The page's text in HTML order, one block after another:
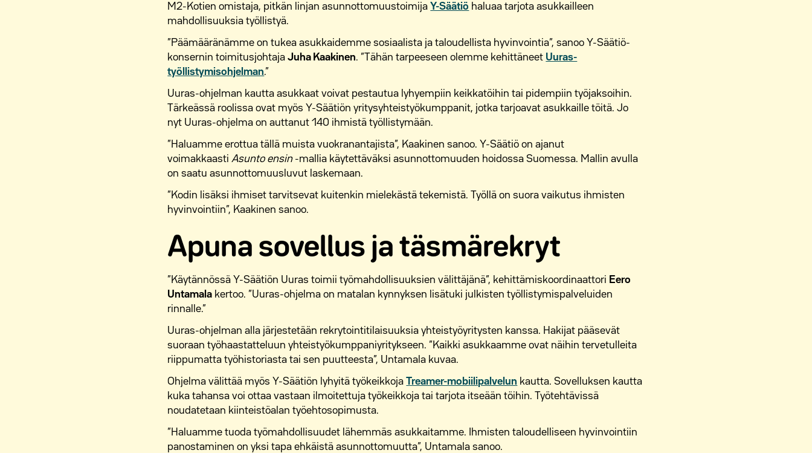
M2-Kotien omistaja, pitkän linjan asunnottomuustoimija Y-Säätiö haluaa tarjota asukkailleen
mahdollisuuksia työllistyä.
”Päämääränämme on tukea asukkaidemme sosiaalista ja taloudellista hyvinvointia”, sanoo Y-Säätiö-
konsernin toimitusjohtajaJuha Kaakinen. ”Tähän tarpeeseen olemme kehittäneet Uuras-
työllistymisohjelman.”
Uuras-ohjelman kautta asukkaat voivat pestautua lyhyempiin keikkatöihin tai pidempiin työjaksoihin.
Tärkeässä roolissa ovat myös Y-Säätiön yritysyhteistyökumppanit, jotka tarjoavat asukkaille töitä. Jo
nyt Uuras-ohjelma on auttanut 140 ihmistä työllistymään.
”Haluamme erottua tällä muista vuokranantajista”, Kaakinen sanoo. Y-Säätiö on ajanut
voimakkaasti Asunto ensin-mallia käytettäväksi asunnottomuuden hoidossa Suomessa. Mallin avulla
on saatu asunnottomuusluvut laskemaan.
”Kodin lisäksi ihmiset tarvitsevat kuitenkin mielekästä tekemistä. Työllä on suora vaikutus ihmisten
hyvinvointiin”, Kaakinen sanoo.
Apuna sovellus ja täsmärekryt
”Käytännössä Y-Säätiön Uuras toimii työmahdollisuuksien välittäjänä”, kehittämiskoordinaattori Eero
Untamala kertoo. ”Uuras-ohjelma on matalan kynnyksen lisätuki julkisten työllistymispalveluiden
rinnalle.”
Uuras-ohjelman alla järjestetään rekrytointitilaisuuksia yhteistyöyritysten kanssa. Hakijat pääsevät
suoraan työhaastatteluun yhteistyökumppaniyritykseen. ”Kaikki asukkaamme ovat näihin tervetulleita
riippumatta työhistoriasta tai sen puutteesta”, Untamala kuvaa.
Ohjelma välittää myös Y-Säätiön lyhyitä työkeikkoja Treamer-mobiilipalvelun kautta. Sovelluksen kautta
kuka tahansa voi ottaa vastaan ilmoitettuja työkeikkoja tai tarjota itseään töihin. Työtehtävissä
noudatetaan kiinteistöalan työehtosopimusta.
”Haluamme tuoda työmahdollisuudet lähemmäs asukkaitamme. Ihmisten taloudelliseen hyvinvointiin
panostaminen on yksi tapa ehkäistä asunnottomuutta”, Untamala sanoo.